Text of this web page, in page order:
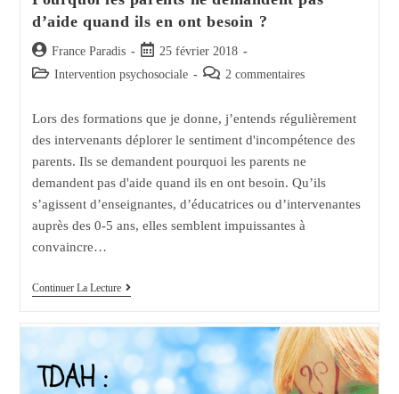
d’aide quand ils en ont besoin ?
Auteur/autrice
de
France Paradis
Post
published:
25 février 2018
Post Intervention psychosociale
Post 2 commentaires
Lors des formations que je donne, j’entends régulièrement
des intervenants déplorer le sentiment d'incompétence des
parents. Ils se demandent pourquoi les parents ne
demandent pas d'aide quand ils en ont besoin. Qu’ils
s’agissent d’enseignantes, d’éducatrices ou d’intervenantes
auprès des 0-5 ans, elles semblent impuissantes à
convaincre…
Continuer La LecturePourquoi
Ne
Demandent
Pas
D’aide